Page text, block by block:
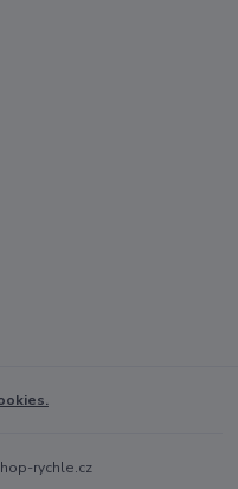
rychle.cz